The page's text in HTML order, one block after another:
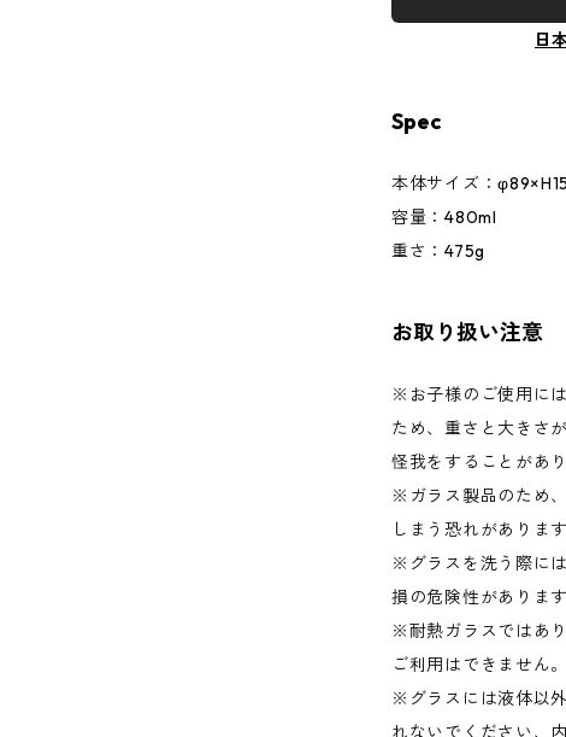
日
Spec
本体サイズ：
容量：480ml
重さ：475g
お取り扱い注意
※お子様のご使用に
ため、重さと大きさ
怪我をすることがあり
※ガラス製品のため
しまう恐れがありま
※グラスを洗う際に
損の危険性があります
※耐熱ガラスではあ
ご利用はできません。
※グラスには液体以
れないでください、